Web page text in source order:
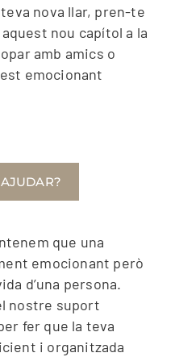
nova llar, pren-te
nou capítol a la
amb amics o
emocionant
que una
emocionant però
d’una persona.
nostre suport
fer que la teva
i organitzada